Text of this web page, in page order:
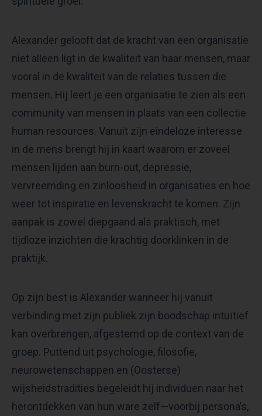
Alexander gelooft dat de kracht van een organisatie
niet alleen ligt in de kwaliteit van haar mensen, maar
vooral in de kwaliteit van de relaties tussen die
mensen. Hij leert je een organisatie te zien als een
community van mensen in plaats van een collectie
human resources. Vanuit zijn eindeloze interesse
in de mens brengt hij in kaart waarom er zoveel
mensen lijden aan burn-out, depressie,
vervreemding en zinloosheid in organisaties en hoe
weer tot inspiratie en levenskracht te komen. Zijn
aanpak is zowel diepgaand als praktisch, met
tijdloze inzichten die krachtig doorklinken in de
praktijk.
Op zijn best is Alexander wanneer hij vanuit
verbinding met zijn publiek zijn boodschap intuïtief
kan overbrengen, afgestemd op de context van de
groep. Puttend uit psychologie, filosofie,
neurowetenschappen en (Oosterse)
wijsheidstradities begeleidt hij individuen naar het
herontdekken van hun ware zelf—voorbij persona’s,